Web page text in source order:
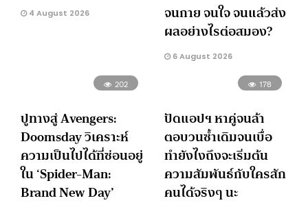
4 August 2026
จนกาย จนใจ จนแล้วส่ง
ผลอย่างไรต่อสมอง?
6 August 2026
202
ปูทางสู่ Avengers:
Doomsday วิเคราะห์
ความเป็นไปได้ที่ซ่อนอยู่
ใน ‘Spider-Man:
Brand New Day’
178
ปัดแอปฯ หาคู่จนล้า
ตอบวนซ้ำเดิมจนเบื่อ
ทำยังไงถึงจะเริ่มต้น
ความสัมพันธ์กับใครสัก
คนได้จริงๆ นะ